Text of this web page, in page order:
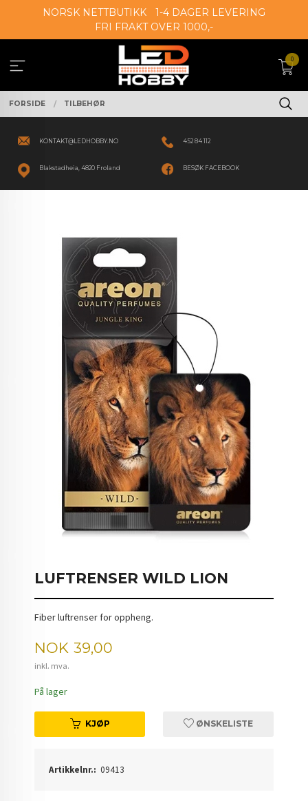
NORSK NETTBUTIKK
1-4 DAGER LEVERING
FRI FRAKT OVER 1000,-
0
FORSIDE TILBEHØR
KONTAKT@LEDHOBBY.NO 452 84 112
Blakstadheia, 4820 Froland BESØK FACEBOOK
LUFTRENSER WILD LION
Fiber luftrenser for oppheng.
Pris
NOK 39,00
inkl. mva.
På lager
KJØP ØNSKELISTE
Artikkelnr.: 09413